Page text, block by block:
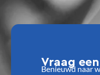
Vraag
Benieuwd naar